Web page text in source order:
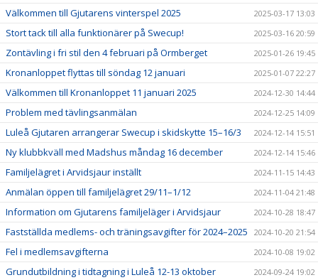
Välkommen till Gjutarens vinterspel 2025 2025-03-17 13:03
Stort tack till alla funktionärer på Swecup! 2025-03-16 20:59
Zontävling i fri stil den 4 februari på Ormberget 2025-01-26 19:45
Kronanloppet flyttas till söndag 12 januari 2025-01-07 22:27
Välkommen till Kronanloppet 11 januari 2025 2024-12-30 14:44
Problem med tävlingsanmälan 2024-12-25 14:09
Luleå Gjutaren arrangerar Swecup i skidskytte 15–16/3 2024-12-14 15:51
Ny klubbkväll med Madshus måndag 16 december 2024-12-14 15:46
Familjelägret i Arvidsjaur inställt 2024-11-15 14:43
Anmälan öppen till familjelägret 29/11–1/12 2024-11-04 21:48
Information om Gjutarens familjeläger i Arvidsjaur 2024-10-28 18:47
Fastställda medlems- och träningsavgifter för 2024–2025 2024-10-20 21:54
Fel i medlemsavgifterna 2024-10-08 19:02
Grundutbildning i tidtagning i Luleå 12-13 oktober 2024-09-24 19:02